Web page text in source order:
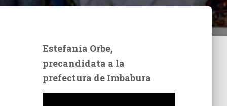
Estefanía Orbe,
precandidata a la
prefectura de Imbabura